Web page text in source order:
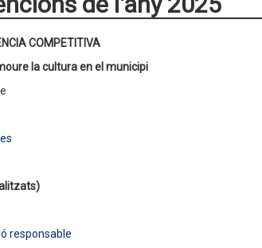
COMPETITIVA
la cultura en el municipi
responsable